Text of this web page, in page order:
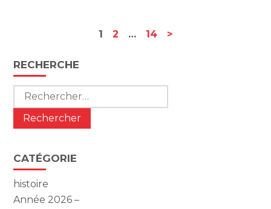
Navigation1 2 … 14 >
Blog
sidebar
RECHERCHE
Rechercher :
CATÉGORIE
histoire
Année 2026 –